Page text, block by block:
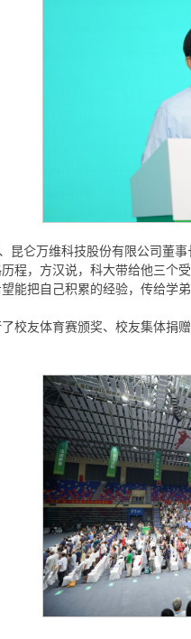
昆仑万维科技股份有限公司董
程，方汉说，科大带给他三个
能把自己积累的经验，传给学
校友体育赛颁奖、校友集体捐